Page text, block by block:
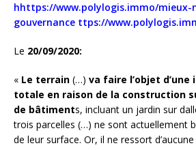
hhttps://www.polylogis.immo/
gouvernance ttps://
Le 20/09/2020:
« Le terrain (…) va faire l’objet
totale en raison de la construction
de bâtiments, incluant un jardin sur
trois parcelles (…) ne sont actuellement
de leur surface. Or, il ne ressort